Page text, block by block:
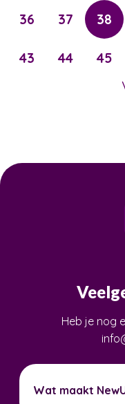
36 37 38
43 44 45
Heb je nog
Wat maakt